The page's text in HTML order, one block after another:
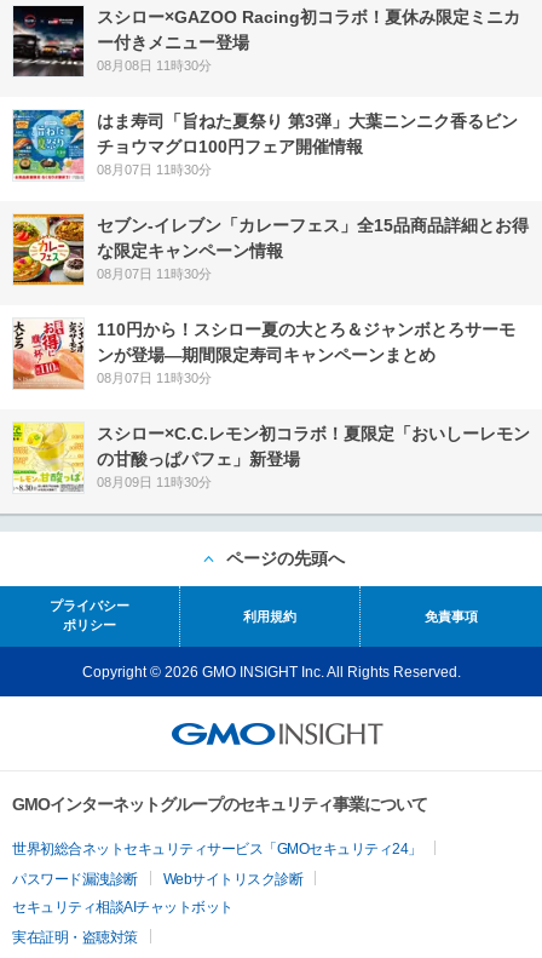
スシロー×GAZOO Racing初コラボ！夏休み限定ミニカ
ー付きメニュー登場
08月08日 11時30分
はま寿司「旨ねた夏祭り 第3弾」大葉ニンニク香るビン
チョウマグロ100円フェア開催情報
08月07日 11時30分
セブン‐イレブン「カレーフェス」全15品商品詳細とお得
な限定キャンペーン情報
08月07日 11時30分
110円から！スシロー夏の大とろ＆ジャンボとろサーモ
ンが登場―期間限定寿司キャンペーンまとめ
08月07日 11時30分
スシロー×C.C.レモン初コラボ！夏限定「おいしーレモン
の甘酸っぱパフェ」新登場
08月09日 11時30分
ページの先頭へ
プライバシー
ポリシー
利用規約 免責事項
Copyright © 2026 GMO INSIGHT Inc. All Rights Reserved.
GMOインターネットグループのセキュリティ事業について
世界初総合ネットセキュリティサービス「GMOセキュリティ24」
パスワード漏洩診断
Webサイトリスク診断
セキュリティ相談AIチャットボット
実在証明・盗聴対策